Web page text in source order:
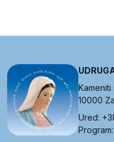
Kameniti
10000
Ured: